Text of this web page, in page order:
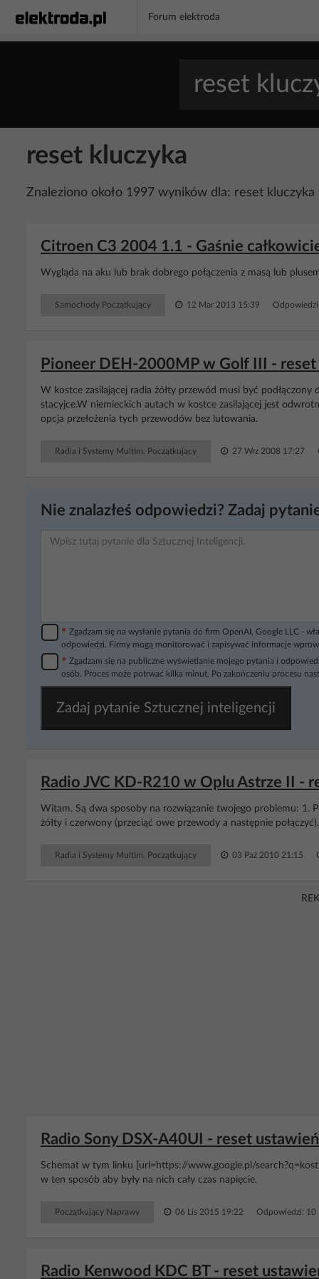
Forum elektroda
reset kluczyka
Znaleziono około 1997 wyników dla: reset kluczyka
Citroen C3 2004 1.1 - Gaśnie
Wygląda na aku lub brak dobrego połączenia z masą lub
Samochody Początkujący 12 Mar 2013 15:39
Pioneer DEH-2000MP w Golf III -
W kostce zasilającej radia żółty przewód musi być
stacyjce.W niemieckich autach w kostce zasilającej jest
opcja przełożenia tych przewodów bez lutowania.
Radia i Systemy Multim. Początkujący 27 Wrz 2008 17:27
Nie znalazłeś odpowiedzi? Zadaj
* Zgadzam się na wysłanie pytania do firm OpenAI, Google LLC -
odpowiedzi. Firmy mogą monitorować i zapisywać informacje
* Zgadzam się na publiczne wyświetlanie mojego pytania i
osób. Proces może potrwać kilka minut. Po zakończeniu procesu
Zadaj pytanie Sztucznej inteligencji
Radio JVC KD-R210 w Oplu Astrze II -
Witam. Są dwa sposoby na rozwiązanie twojego problemu: 1.
żółty i czerwony (przeciąć owe przewody a następnie
Radia i Systemy Multim. Początkujący 03 Paź 2010 21:15
Radio Sony DSX-A40UI - reset
Schemat w tym linku [url=https://www.google.pl/
w ten sposób aby były na nich cały czas napięcie.
Początkujący Naprawy 06 Lis 2015 19:22 Odpowiedzi:
Radio Kenwood KDC BT - reset